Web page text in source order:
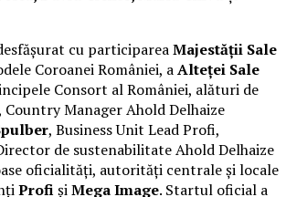
cu participareaMajestății Sale
Coroanei României, aAlteței Sale
Consort al României, alături de
Country Manager Ahold Delhaize
, Business Unit Lead Profi,
de sustenabilitate Ahold Delhaize
oficialități, autorități centrale și locale
ProfișiMega Image. Startul oficial a